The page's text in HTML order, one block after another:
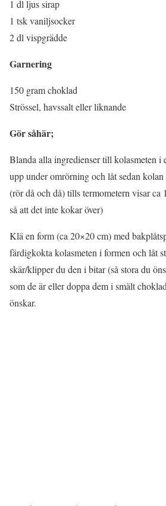
1 dl ljus sirap
1 tsk vaniljsocker
2 dl vispgrädde
Garnering
150 gram choklad
Strössel, havssalt eller liknande
Gör såhär;
Blanda alla ingredienser till kolasmeten
upp under omrörning och låt sedan
(rör då och då) tills termometern visar ca
så att det inte kokar över)
Klä en form (ca 20×20 cm) med
färdigkokta kolasmeten i formen och låt
skär/klipper du den i bitar (så stora du
som de är eller doppa dem i smält
önskar.